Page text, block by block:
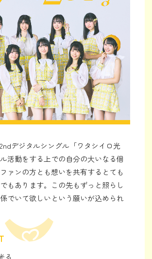
デジタルシングル「ワタシイロ光
活動をする上での自分の大いなる個
ァンの方とも想いを共有するとても
もあります。この先もずっと照らし
でいて欲しいという願いが込められ
る